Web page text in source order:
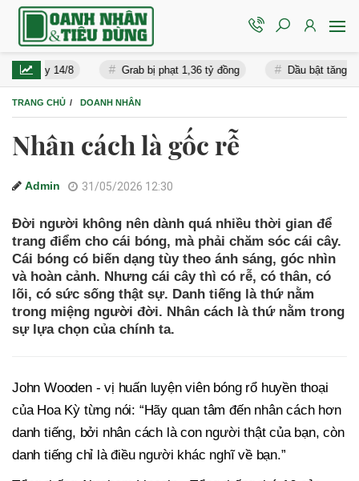
14/8 Grab bị phạt 1,36 tỷ đồng Dầu bật tăng, căng
TRANG CHỦ DOANH NHÂN
Nhân cách là gốc rễ
Admin 31/05/2026 12:30
Đời người không nên dành quá nhiều thời gian để
trang điểm cho cái bóng, mà phải chăm sóc cái cây.
Cái bóng có biến dạng tùy theo ánh sáng, góc nhìn
và hoàn cảnh. Nhưng cái cây thì có rễ, có thân, có
lõi, có sức sống thật sự. Danh tiếng là thứ nằm
trong miệng người đời. Nhân cách là thứ nằm trong
sự lựa chọn của chính ta.
John Wooden - vị huấn luyện viên bóng rổ huyền thoại
của Hoa Kỳ từng nói: “Hãy quan tâm đến nhân cách hơn
danh tiếng, bởi nhân cách là con người thật của bạn, còn
danh tiếng chỉ là điều người khác nghĩ về bạn.”